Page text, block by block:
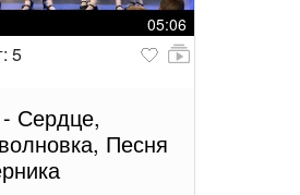
05:06
Сердце,
Песня